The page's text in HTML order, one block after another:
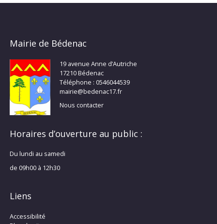
Mairie de Bédenac
19 avenue Anne d’Autriche
17210 Bédenac
Téléphone : 0546044539
mairie@bedenac17.fr
Nous contacter
Horaires d’ouverture au public :
Du lundi au samedi
de 09h00 à 12h30
Liens
Accessibilité